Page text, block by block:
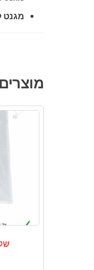
מגנט